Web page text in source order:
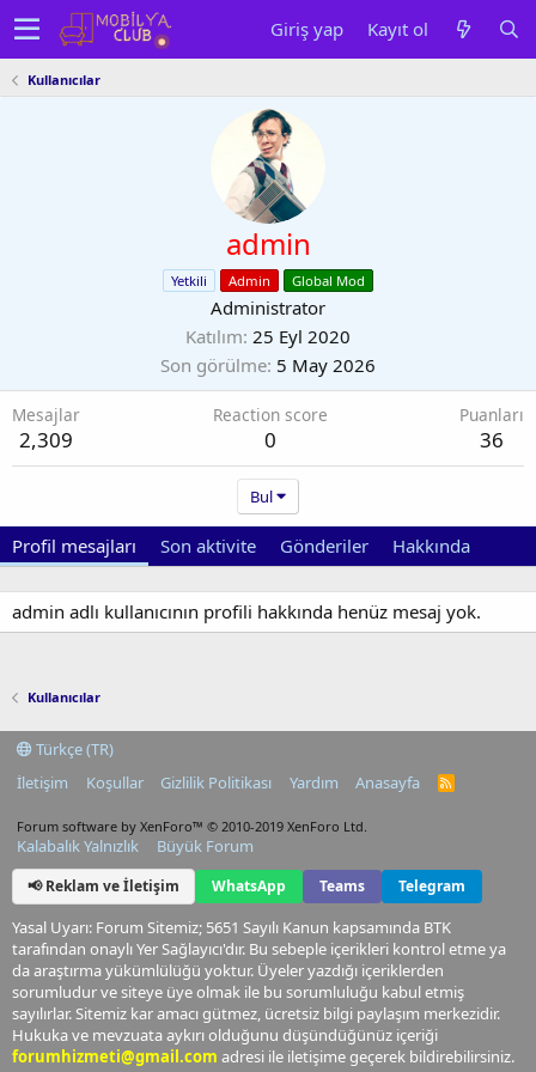
Giriş yap Kayıt ol
Kullanıcılar
admin
Yetkili Admin Global Mod
Administrator
Katılım 25 Eyl 2020
Son görülme 5 May 2026
Mesajlar
2,309
Reaction score
0
Puanları
36
Bul
Profil mesajları Son aktivite Gönderiler Hakkında
admin adlı kullanıcının profili hakkında henüz mesaj yok.
Kullanıcılar
Türkçe (TR)
İletişim
Koşullar Gizlilik Politikası Yardım Anasayfa
R
Forum software by XenForo™ © 2010-2019 XenForo Ltd.
Kalabalık Yalnızlık Büyük Forum
📢 Reklam ve İletişim WhatsApp Teams Telegram
Yasal Uyarı: Forum Sitemiz; 5651 Sayılı Kanun kapsamında BTK
tarafından onaylı Yer Sağlayıcı'dır. Bu sebeple içerikleri kontrol etme ya
da araştırma yükümlülüğü yoktur. Üyeler yazdığı içeriklerden
sorumludur ve siteye üye olmak ile bu sorumluluğu kabul etmiş
sayılırlar. Sitemiz kar amacı gütmez, ücretsiz bilgi paylaşım merkezidir.
Hukuka ve mevzuata aykırı olduğunu düşündüğünüz içeriği
forumhizmeti@gmail.com adresi ile iletişime geçerek bildirebilirsiniz.